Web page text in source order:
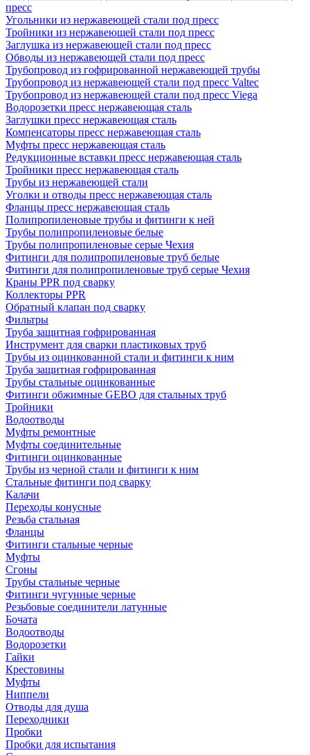
пресс
Угольники из нержавеющей стали под пресс
Тройники из нержавеющей стали под пресс
Заглушка из нержавеющей стали под пресс
Обводы из нержавеющей стали под пресс
Трубопровод из гофрированной нержавеющей трубы
Трубопровод из нержавеющей стали под пресс Valtec
Трубопровод из нержавеющей стали под пресс Viega
Водорозетки пресс нержавеющая сталь
Заглушки пресс нержавеющая сталь
Компенсаторы пресс нержавеющая сталь
Муфты пресс нержавеющая сталь
Редукционные вставки пресс нержавеющая сталь
Тройники пресс нержавеющая сталь
Трубы из нержавеющей стали
Уголки и отводы пресс нержавеющая сталь
Фланцы пресс нержавеющая сталь
Полипропиленовые трубы и фитинги к ней
Трубы полипропиленовые белые
Трубы полипропиленовые серые Чехия
Фитинги для полипропиленовые труб белые
Фитинги для полипропиленовые труб серые Чехия
Краны PPR под сварку
Коллекторы PPR
Обратный клапан под сварку
Фильтры
Труба защитная гофрированная
Инструмент для сварки пластиковых труб
Трубы из оцинкованной стали и фитинги к ним
Труба защитная гофрированная
Трубы стальные оцинкованные
Фитинги обжимные GEBO для стальных труб
Тройники
Водоотводы
Муфты ремонтные
Муфты соединительные
Фитинги оцинкованные
Трубы из черной стали и фитинги к ним
Стальные фитинги под сварку
Калачи
Переходы конусные
Резьба стальная
Фланцы
Фитинги стальные черные
Муфты
Сгоны
Трубы стальные черные
Фитинги чугунные черные
Резьбовые соединители латунные
Бочата
Водоотводы
Водорозетки
Гайки
Крестовины
Муфты
Ниппели
Отводы для душа
Переходники
Пробки
Пробки для испытания